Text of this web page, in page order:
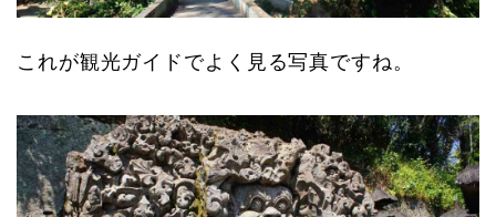
これが観光ガイドでよく見る写真ですね。